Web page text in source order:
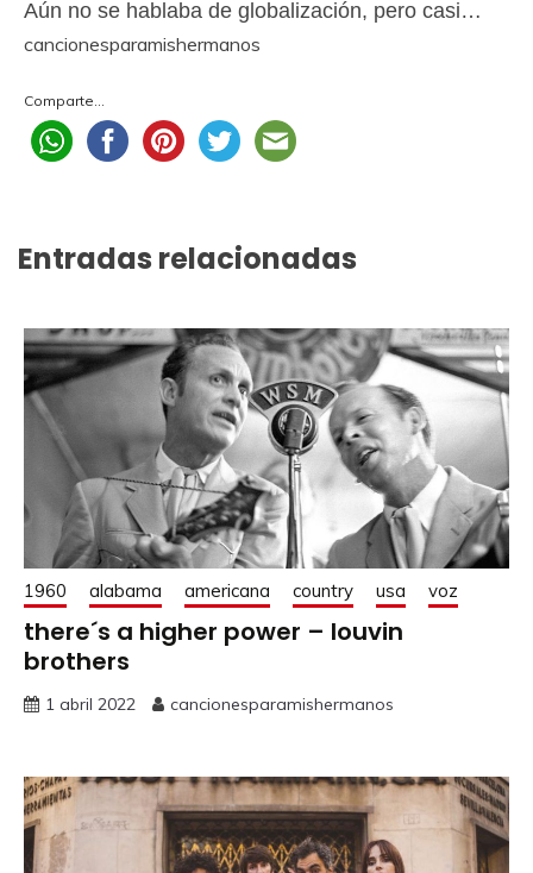
Aún no se hablaba de globalización, pero casi…
cancionesparamishermanos
Comparte...
Entradas relacionadas
1960 alabama americana country usa voz
there´s a higher power – louvin
brothers
1 abril 2022 cancionesparamishermanos